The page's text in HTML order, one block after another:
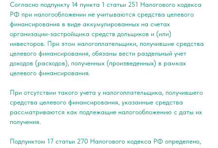
Согласно подпункту 14 пункта 1 статьи 251 Налогового кодекса
РФ при налогообложении не учитываются средства целевого
финансирования в виде аккумулированных на счетах
организации-застройщика средств дольщиков и (или)
инвесторов. При этом налогоплательщики, получившие средства
целевого финансирования, обязаны вести раздельный учет
доходов (расходов), полученных (произведенных) в рамках
целевого финансирования.
При отсутствии такого учета у налогоплательщика, получившего
средства целевого финансирования, указанные средства
рассматриваются как подлежащие налогообложению с даты их
получения.
Подпунктом 17 статьи 270 Налогового кодекса РФ определено,